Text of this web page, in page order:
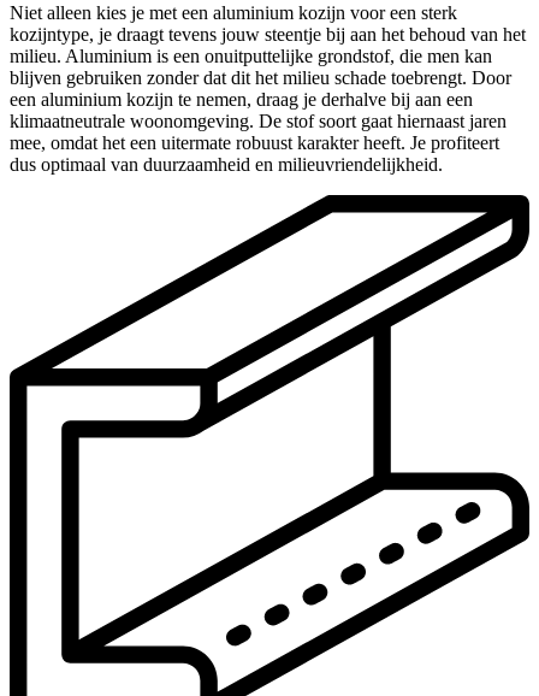
Niet alleen kies je met een aluminium kozijn voor een sterk
kozijntype, je draagt tevens jouw steentje bij aan het behoud van het
milieu. Aluminium is een onuitputtelijke grondstof, die men kan
blijven gebruiken zonder dat dit het milieu schade toebrengt. Door
een aluminium kozijn te nemen, draag je derhalve bij aan een
klimaatneutrale woonomgeving. De stof soort gaat hiernaast jaren
mee, omdat het een uitermate robuust karakter heeft. Je profiteert
dus optimaal van duurzaamheid en milieuvriendelijkheid.